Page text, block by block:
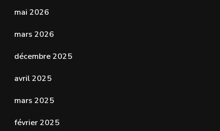
mai 2026
mars 2026
décembre 2025
avril 2025
mars 2025
février 2025